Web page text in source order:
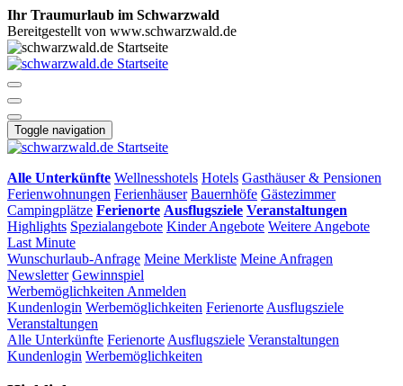
Ihr Traumurlaub im Schwarzwald
Bereitgestellt von www.schwarzwald.de
Toggle navigation
Alle Unterkünfte Wellnesshotels Hotels Gasthäuser & Pensionen
Ferienwohnungen Ferienhäuser Bauernhöfe Gästezimmer
Campingplätze Ferienorte Ausflugsziele Veranstaltungen
Highlights Spezialangebote Kinder Angebote Weitere Angebote
Last Minute
Wunschurlaub-Anfrage Meine Merkliste Meine Anfragen
Newsletter Gewinnspiel
Werbemöglichkeiten Anmelden
Kundenlogin Werbemöglichkeiten Ferienorte Ausflugsziele
Veranstaltungen
Alle Unterkünfte Ferienorte Ausflugsziele Veranstaltungen
Kundenlogin Werbemöglichkeiten